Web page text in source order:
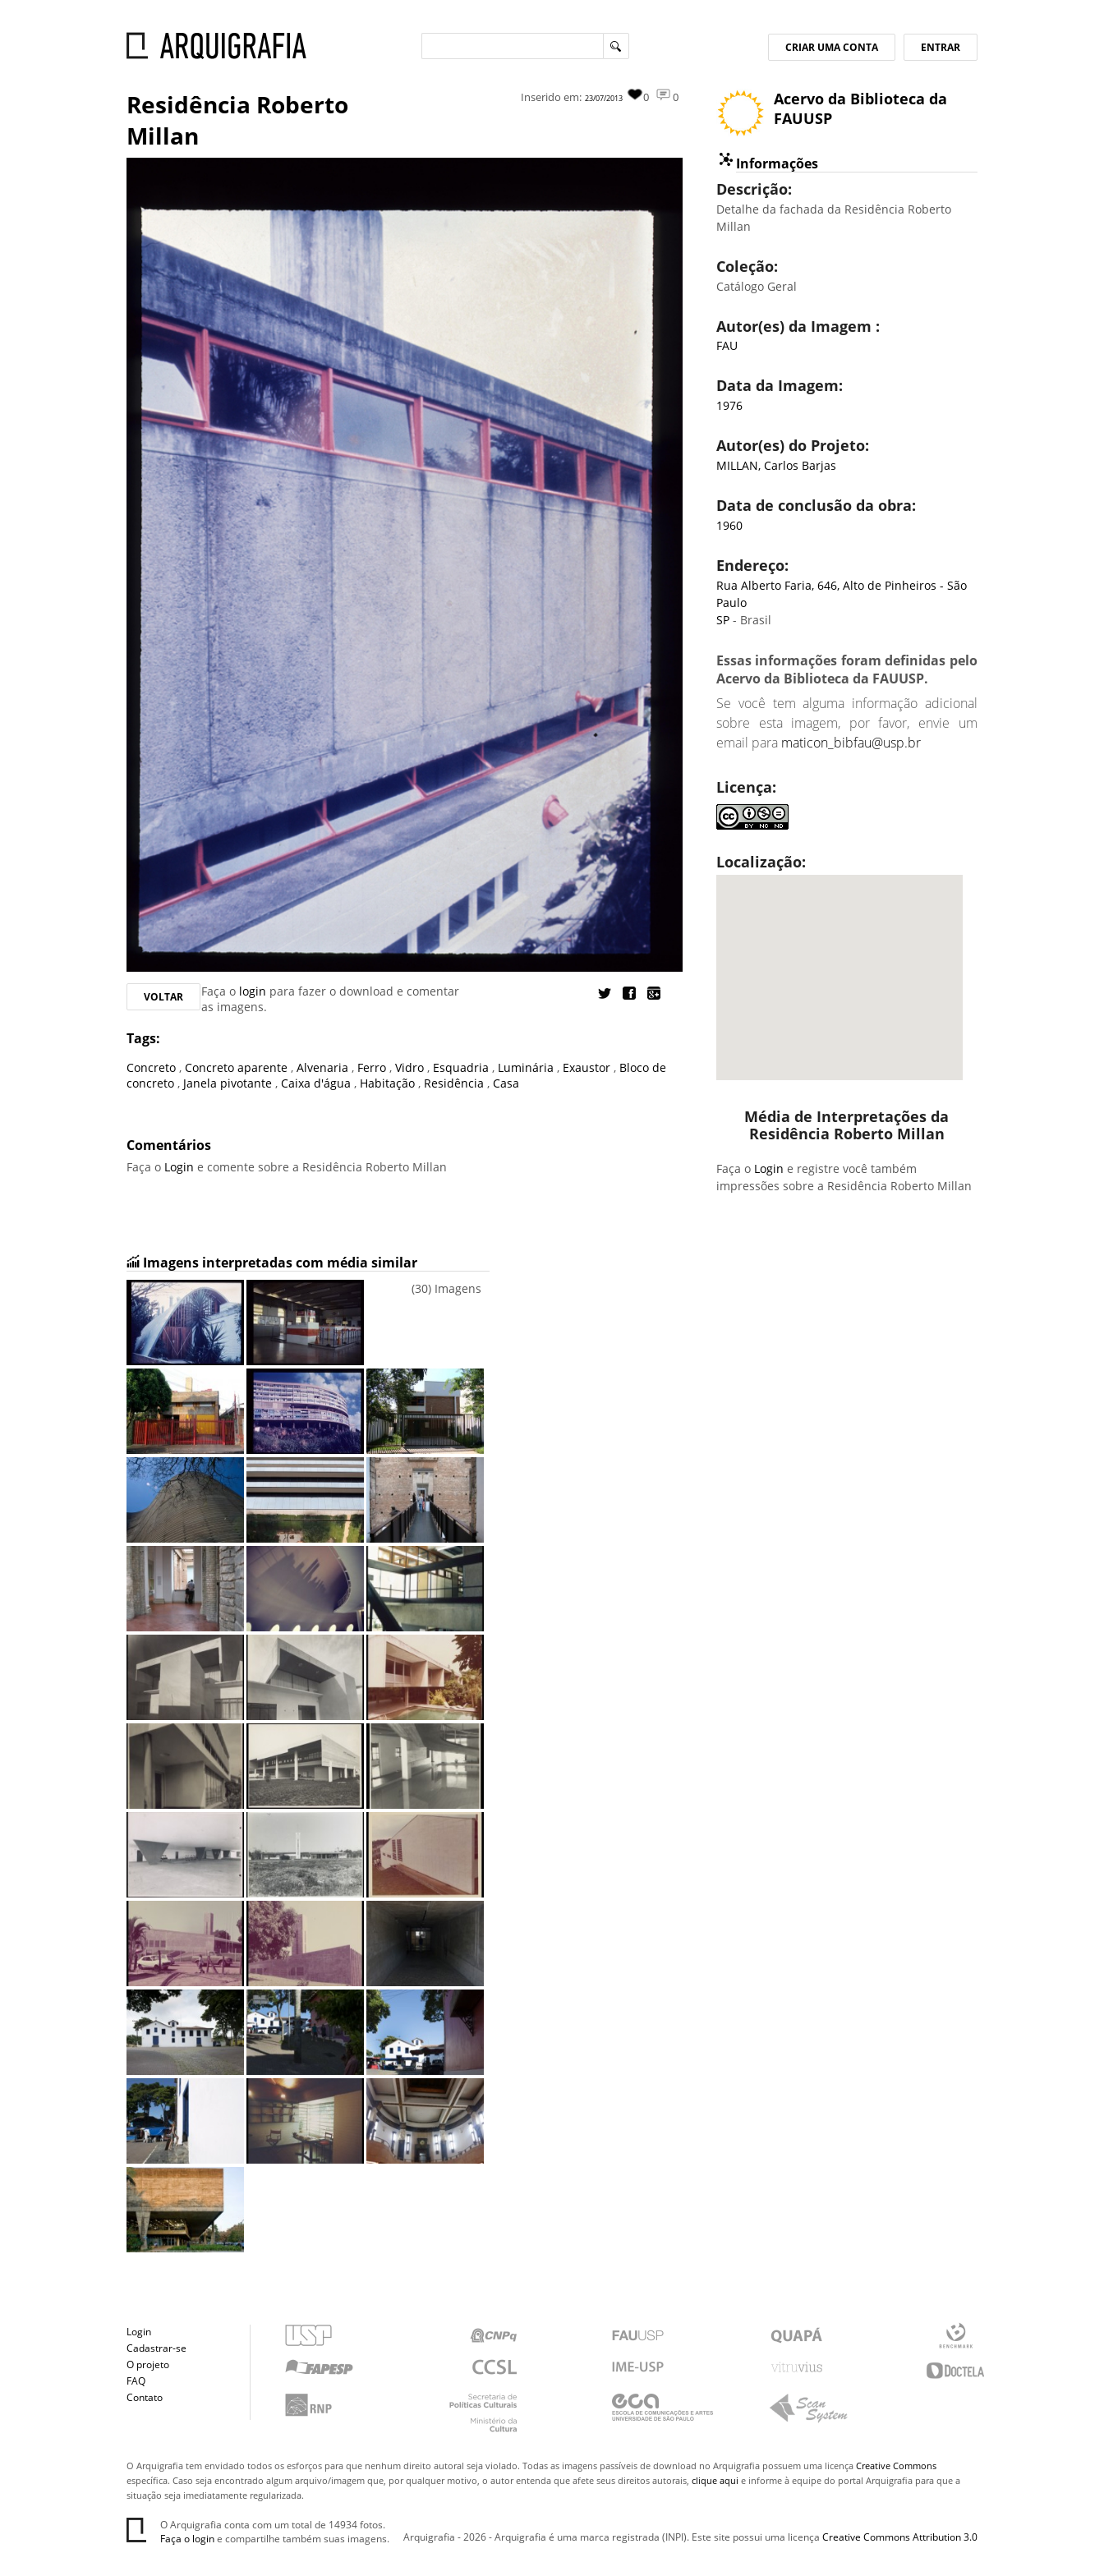
ENTRAR
CRIAR UMA CONTA
Residência Roberto
Millan
0
0
Inserido em: 23/07/2013
VOLTAR Faça o login para fazer o download e comentar
as imagens.
Tags:
Concreto,Concreto aparente,Alvenaria, Ferro,Vidro, Esquadria, Luminária, Exaustor, Bloco de
concreto, Janela pivotante,Caixa d'água, Habitação, Residência,Casa
Comentários
Faça o Login e comente sobre a Residência Roberto Millan
Imagens interpretadas com média similar
(30) Imagens
Acervo da Biblioteca da
FAUUSP
Informações
Descrição:
Detalhe da fachada da Residência Roberto
Millan
Coleção:
Catálogo Geral
Autor(es) da Imagem :
FAU
Data da Imagem:
1976
Autor(es) do Projeto:
MILLAN, Carlos Barjas
Data de conclusão da obra:
1960
Endereço:
Rua Alberto Faria, 646, Alto de Pinheiros - São
Paulo
SP - Brasil
Essas informações foram definidas pelo
Acervo da Biblioteca da FAUUSP.
Se você tem alguma informação adicional
sobre esta imagem, por favor, envie um
email para maticon_bibfau@usp.br
Licença:
Localização:
Média de Interpretações da
Residência Roberto Millan
Faça o Login e registre você também
impressões sobre a Residência Roberto Millan
Login
Cadastrar-se
O projeto
FAQ
Contato
O Arquigrafia tem envidado todos os esforços para que nenhum direito autoral seja violado. Todas as imagens passíveis de download no Arquigrafia possuem uma licençaCreative Commons
específica. Caso seja encontrado algum arquivo/imagem que, por qualquer motivo, o autor entenda que afete seus direitos autorais,clique aqui e informe à equipe do portal Arquigrafia para que a
situação seja imediatamente regularizada.
O Arquigrafia conta com um total de 14934 fotos.
Faça o logine compartilhe também suas imagens. Arquigrafia - 2026 - Arquigrafia é uma marca registrada (INPI). Este site possui uma licença Creative Commons Attribution 3.0